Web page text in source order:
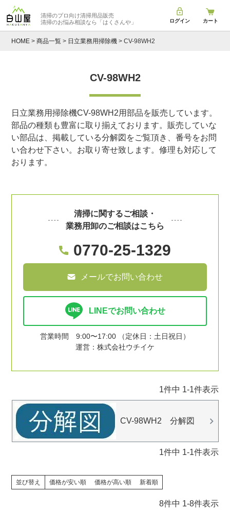
清掃のプロ向け清掃用品販売
清掃のお悩み相談なら 「はくさんや」 ログイン カート
HOME 商品一覧 日立業務用掃除機 CV-98WH2
CV-98WH2
日立業務用掃除機CV-98WH2用部品を販売しています。
部品の種類も豊富に取り揃えております。販売していな
い部品は、掲載している分解図をご覧頂き、番号をお問
い合わせ下さい。お取り寄せ致します。修理も対応して
おります。
清掃に関するご相談・
業務用卸のご相談はこちら
0770-25-1329
メールでお問い合わせ
LINEでお問い合わせ
営業時間 9:00〜17:00 （定休日：土日祝日）
運営：株式会社ウチイケ
1件中 1-1件表示
CV-98WH2 分解図
1件中 1-1件表示
並び替え 価格が安い順 価格が高い順 新着順
8件中 1-8件表示